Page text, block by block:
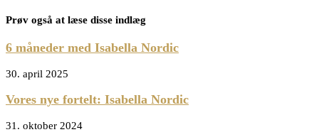
Prøv også at læse disse indlæg
6 måneder med Isabella Nordic
30. april 2025
Vores nye fortelt: Isabella Nordic
31. oktober 2024